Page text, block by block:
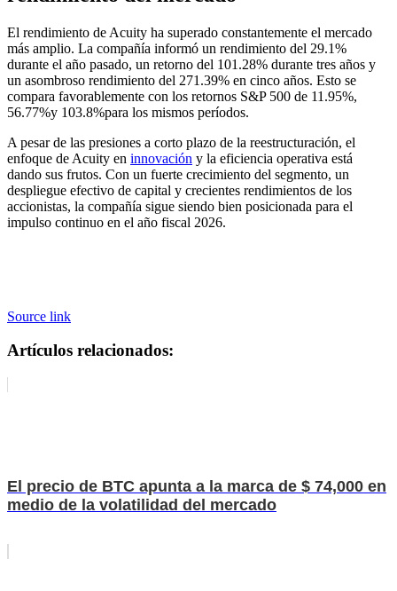
El rendimiento de Acuity ha superado constantemente el mercado
más amplio. La compañía informó un rendimiento del 29.1%
durante el año pasado, un retorno del 101.28% durante tres años y
un asombroso rendimiento del 271.39% en cinco años. Esto se
compara favorablemente con los retornos S&P 500 de 11.95%,
56.77%y 103.8%para los mismos períodos.
A pesar de las presiones a corto plazo de la reestructuración, el
enfoque de Acuity en innovación y la eficiencia operativa está
dando sus frutos. Con un fuerte crecimiento del segmento, un
despliegue efectivo de capital y crecientes rendimientos de los
accionistas, la compañía sigue siendo bien posicionada para el
impulso continuo en el año fiscal 2026.
Source link
Artículos relacionados:
El precio de BTC apunta a la marca de $ 74,000 en
medio de la volatilidad del mercado